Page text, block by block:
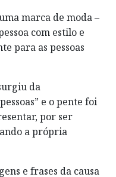
marca de moda –
com estilo e
para as pessoas
da
e o pente foi
por ser
a própria
e frases da causa